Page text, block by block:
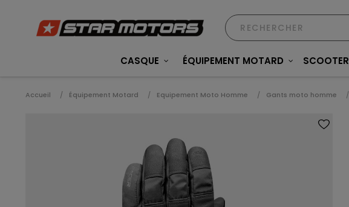
CASQUE ÉQUIPEMENT MOTARD SCOOTER
Accueil Équipement Motard Equipement Moto Homme Gants moto homme